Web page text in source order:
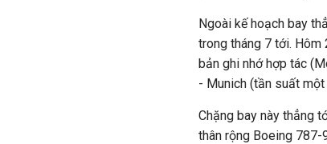
Ngoài kế hoạch bay
trong tháng 7 tới. Hôm
bản ghi nhớ hợp tác
- Munich (tần suất
Chặng bay này thẳng
thân rộng Boeing 787-